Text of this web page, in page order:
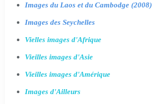
Images du Laos et du Cambodge (2008)
Images des Seychelles
Vielles images d'Afrique
Vieilles images d'Asie
Vieilles images d'Amérique
Images d'Ailleurs